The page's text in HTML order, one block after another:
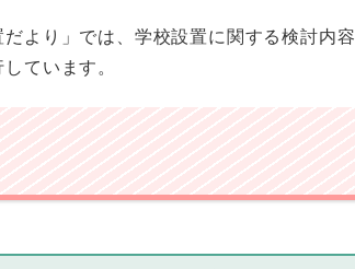
だより」では、学校設置に関する検討内
ています。